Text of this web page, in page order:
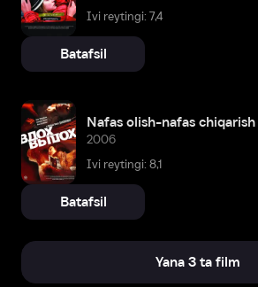
Ivi reytingi: 7,4
Batafsil
Nafas olish-nafas chiqarish
2006
Ivi reytingi: 8,1
Batafsil
Yana 3 ta film